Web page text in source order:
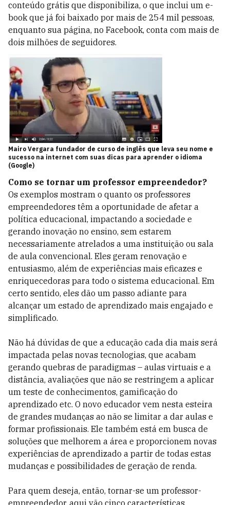
conteúdo grátis que disponibiliza, o que inclui um e-
book que já foi baixado por mais de 254 mil pessoas,
enquanto sua página, no Facebook, conta com mais de
dois milhões de seguidores.
Mairo Vergara fundador de curso de inglês que leva seu nome e
sucesso na internet com suas dicas para aprender o idioma
(Google)
Como se tornar um professor empreendedor?
Os exemplos mostram o quanto os professores
empreendedores têm a oportunidade de afetar a
política educacional, impactando a sociedade e
gerando inovação no ensino, sem estarem
necessariamente atrelados a uma instituição ou sala
de aula convencional. Eles geram renovação e
entusiasmo, além de experiências mais eficazes e
enriquecedoras para todo o sistema educacional. Em
certo sentido, eles dão um passo adiante para
alcançar um estado de aprendizado mais engajado e
simplificado.
Não há dúvidas de que a educação cada dia mais será
impactada pelas novas tecnologias, que acabam
gerando quebras de paradigmas – aulas virtuais e a
distância, avaliações que não se restringem a aplicar
um teste de conhecimentos, gamificação do
aprendizado etc. O novo educador vem nesta esteira
de grandes mudanças ao não se limitar a dar aulas e
formar profissionais. Ele também está em busca de
soluções que melhorem a área e proporcionem novas
experiências de aprendizado a partir de todas estas
mudanças e possibilidades de geração de renda.
Para quem deseja, então, tornar-se um professor-
empreendedor, aqui vão cinco características